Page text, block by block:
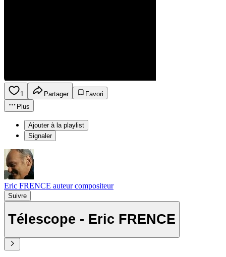
1 Partager
Favori
Plus
Ajouter à la playlist
Signaler
Eric FRENCE auteur compositeur
Suivre
Télescope - Eric FRENCE